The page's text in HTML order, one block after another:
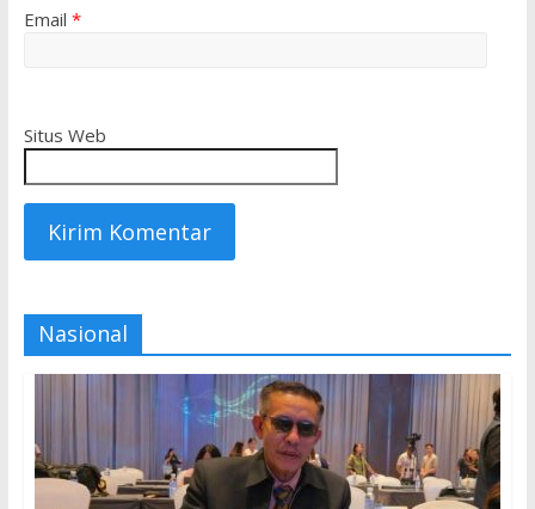
Email *
Situs Web
Nasional